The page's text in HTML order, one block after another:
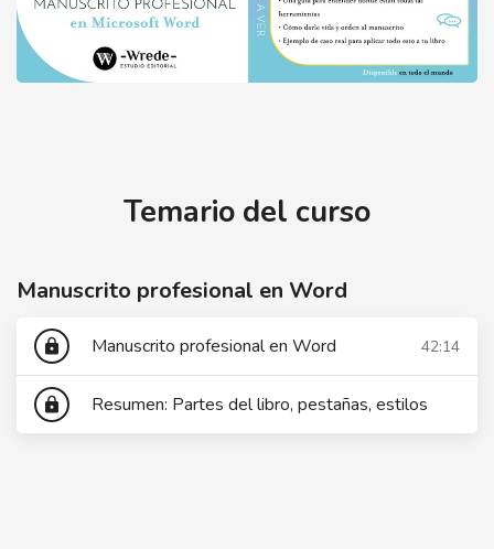
Temario del curso
Manuscrito profesional en Word
lock Manuscrito profesional en Word 42:14
lock Resumen: Partes del libro, pestañas, estilos